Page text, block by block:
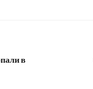
в